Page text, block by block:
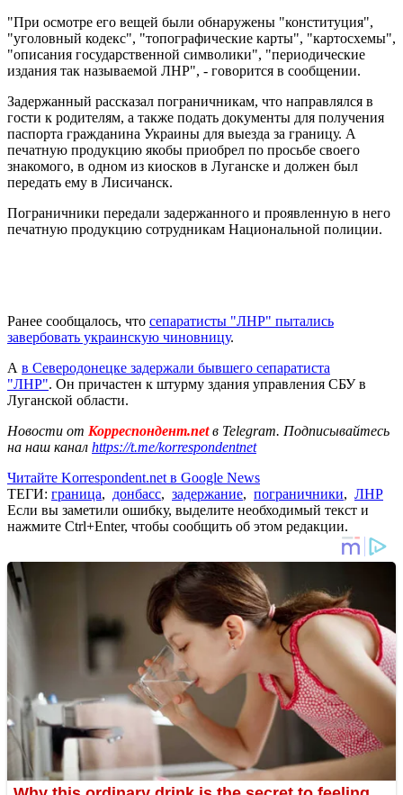
"При осмотре его вещей были обнаружены "конституция",
"уголовный кодекс", "топографические карты", "картосхемы",
"описания государственной символики", "периодические
издания так называемой ЛНР", - говорится в сообщении.
Задержанный рассказал пограничникам, что направлялся в
гости к родителям, а также подать документы для получения
паспорта гражданина Украины для выезда за границу. А
печатную продукцию якобы приобрел по просьбе своего
знакомого, в одном из киосков в Луганске и должен был
передать ему в Лисичанск.
Пограничники передали задержанного и проявленную в него
печатную продукцию сотрудникам Национальной полиции.
Ранее сообщалось, что сепаратисты "ЛНР" пытались
завербовать украинскую чиновницу.
А в Северодонецке задержали бывшего сепаратиста
"ЛНР". Он причастен к штурму здания управления СБУ в
Луганской области.
Новости от Корреспондент.netв Telegram. Подписывайтесь
на наш канал https://t.me/korrespondentnet
Читайте Korrespondent.net в Google News
ТЕГИ: граница, донбасс, задержание, пограничники, ЛНР
Если вы заметили ошибку, выделите необходимый текст и
нажмите Ctrl+Enter, чтобы сообщить об этом редакции.